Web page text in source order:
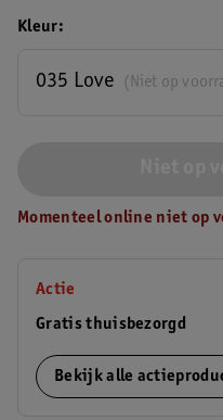
Kleur
(Niet op
035 Love
Momenteel online niet op
Actie
Gratis thuisbezorgd
Bekijk alle